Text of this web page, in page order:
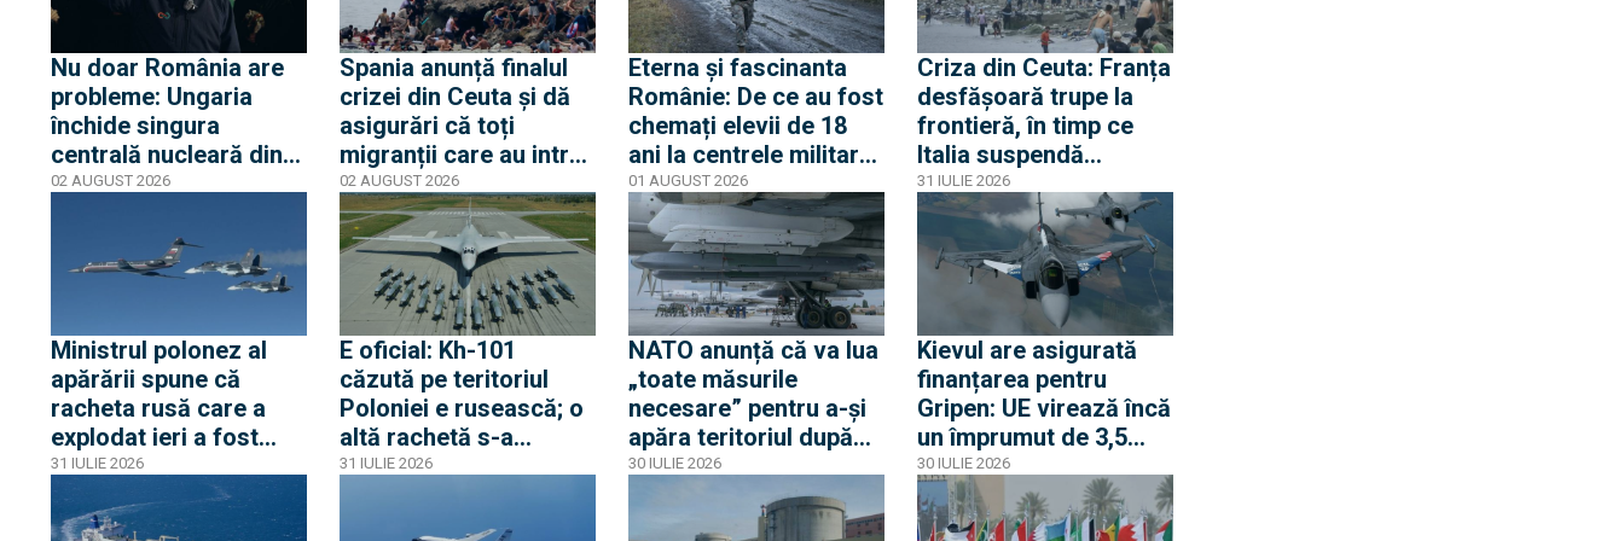
apărare
Nu doar România are
probleme: Ungaria
închide singura
centrală nucleară din
cauza nivelului Dunării
spune că urmează
cinci zile critice
02 AUGUST 2026
Spania anunță finalul
crizei din Ceuta și dă
asigurări că toți
migranții care au intrat
ilegal au părăsit
enclava spaniolă. Criza
trezește temeri în
Europa după episodul
din 2015
02 AUGUST 2026
Eterna și fascinanta
Românie: De ce au fost
chemați elevii de 18
ani la centrele militare
și de ce nu este vorba
despre mobilizare
01 AUGUST 2026
Criza din Ceuta: Franța
desfășoară trupe la
frontieră, în timp ce
Italia suspendă
acordul Schengen cu
Spania
31 IULIE 2026
Ministrul polonez al
apărării spune că
racheta rusă care a
explodat ieri a fost
produsă în primăvara
lui 2026. Între timp,
avioane rusești cu
31 IULIE 2026
E oficial: Kh-101
căzută pe teritoriul
Poloniei e rusească; o
altă rachetă s-a
apropiat la 5 km de
întors spre Ucraina
31 IULIE 2026
NATO anunță că va lua
„toate măsurile
necesare” pentru a-și
apăra teritoriul după
ce o rachetă rusă a
explodat în Polonia
30 IULIE 2026
Kievul are asigurată
finanțarea pentru
Gripen: UE virează încă
un împrumut de 3,5
miliarde euro pentru
Gripen, drone, rachete
și apărare aeriană
30 IULIE 2026